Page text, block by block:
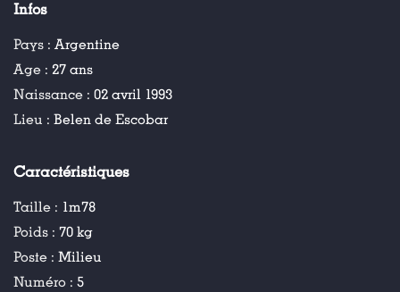
Infos
Pays : Argentine
Age : 27 ans
Naissance : 02 avril 1993
Lieu : Belen de Escobar
Caractéristiques
Taille : 1m78
Poids : 70 kg
Poste : Milieu
Numéro : 5